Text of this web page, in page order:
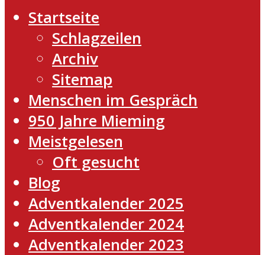
Startseite
Schlagzeilen
Archiv
Sitemap
Menschen im Gespräch
950 Jahre Mieming
Meistgelesen
Oft gesucht
Blog
Adventkalender 2025
Adventkalender 2024
Adventkalender 2023